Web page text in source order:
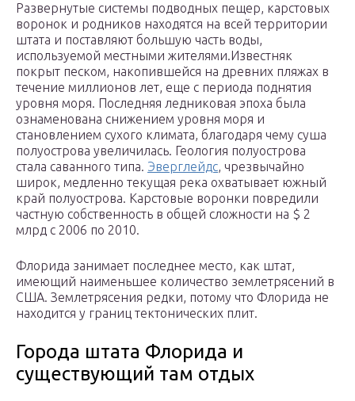
Развернутые системы подводных пещер, карстовых
воронок и родников находятся на всей территории
штата и поставляют большую часть воды,
используемой местными жителями.Известняк
покрыт песком, накопившейся на древних пляжах в
течение миллионов лет, еще с периода поднятия
уровня моря. Последняя ледниковая эпоха была
ознаменована снижением уровня моря и
становлением сухого климата, благодаря чему суша
полуострова увеличилась. Геология полуострова
стала саванного типа. Эверглейдс, чрезвычайно
широк, медленно текущая река охватывает южный
край полуострова. Карстовые воронки повредили
частную собственность в общей сложности на $ 2
млрд с 2006 по 2010.
Флорида занимает последнее место, как штат,
имеющий наименьшее количество землетрясений в
США. Землетрясения редки, потому что Флорида не
находится у границ тектонических плит.
Города штата Флорида и
существующий там отдых